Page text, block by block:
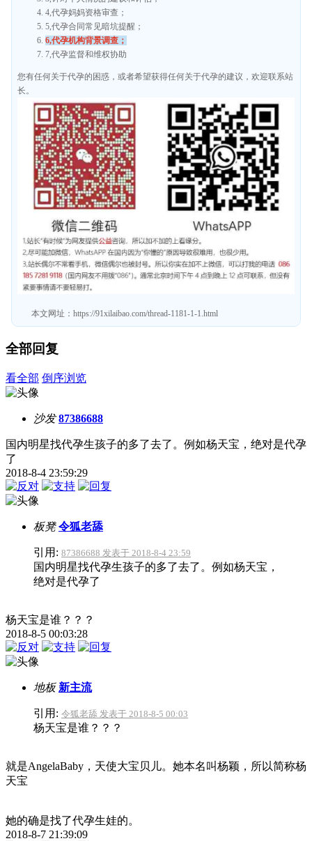
4,代孕妈妈资格审查；
5,代孕合同常见暗坑提醒；
6,代孕机构背景调查；
7,代孕监督和维权协助
您有任何关于代孕的困惑，或者希望获得任何关于代孕的建议，欢迎联系站
长。
本文网址： https://91xilaibao.com/thread-1181-1-1.html
全部回复
看全部 倒序浏览
沙发 87386688
国内明星找代孕生孩子的多了去了。例如杨天宝，绝对是代孕
了
2018-8-4 23:59:29
板凳 令狐老舔
引用: 87386688 发表于 2018-8-4 23:59
国内明星找代孕生孩子的多了去了。例如杨天宝，
绝对是代孕了
杨天宝是谁？？？
2018-8-5 00:03:28
地板 新主流
引用: 令狐老舔 发表于 2018-8-5 00:03
杨天宝是谁？？？
就是AngelaBaby，天使大宝贝儿。她本名叫杨颖，所以简称杨
天宝
她的确是找了代孕生娃的。
2018-8-7 21:39:09